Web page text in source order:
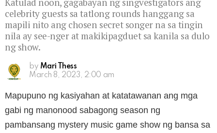
celebrity guests sa tatlong rounds hanggang sa
mapili nito ang chosen secret songer na sa tingin
nila ay see-nger at makikipagduet sa kanila sa dulo
ng show.
by Mari Thess
March 8, 2023, 2:00 am
Mapupuno ng kasiyahan at katatawanan ang mga
gabi ng manonood sabagong season ng
pambansang mystery music game show ng bansa sa